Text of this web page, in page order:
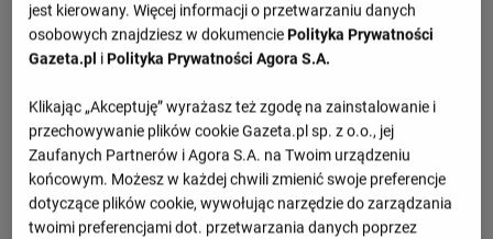
jest kierowany. Więcej informacji o przetwarzaniu danych
osobowych znajdziesz w dokumencie Polityka Prywatności
Gazeta.pl i Polityka Prywatności Agora S.A.
Klikając „Akceptuję” wyrażasz też zgodę na zainstalowanie i
przechowywanie plików cookie Gazeta.pl sp. z o.o., jej
Zaufanych Partnerów i Agora S.A. na Twoim urządzeniu
końcowym. Możesz w każdej chwili zmienić swoje preferencje
dotyczące plików cookie, wywołując narzędzie do zarządzania
twoimi preferencjami dot. przetwarzania danych poprzez